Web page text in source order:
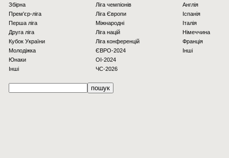
Збірна
Прем'єр-ліга
Перша ліга
Друга ліга
Кубок України
Молодіжка
Юнаки
Інші
Ліга чемпіонів
Ліга Європи
Міжнародні
Ліга націй
Ліга конференцій
ЄВРО-2024
OI-2024
ЧС-2026
Англія
Іспанія
Італія
Німеччина
Франція
Інші